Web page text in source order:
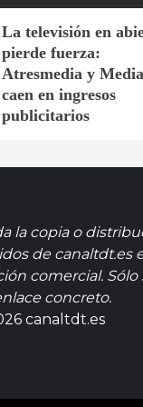
La televisión en
pierde fuerza:
Atresmedia y
caen en ingresos
publicitarios
la copia o
de canaltdt.es
comercial.
concreto.
canaltdt.es